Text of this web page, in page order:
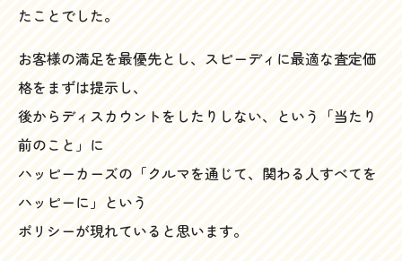
たことでした。
お客様の満足を最優先とし、スピーディに最適な査定価
格をまずは提示し、
後からディスカウントをしたりしない、という「当たり
前のこと」に
ハッピーカーズの「クルマを通じて、関わる人すべてを
ハッピーに」という
ポリシーが現れていると思います。